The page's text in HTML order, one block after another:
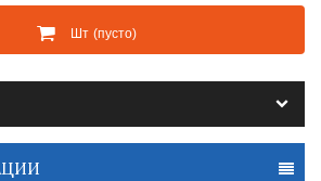
Шт (пусто)